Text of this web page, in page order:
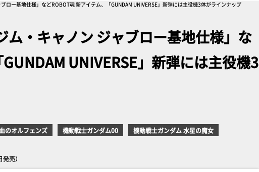
ロー基地仕様」などROBOT魂 新アイテム、「GUNDAM UNIVERSE」新弾には主役機3体がラインナップ
ム・キャノン ジャブロー基地仕様」な
UNIVERSE」新弾には主役機3
のオルフェンズ 機動戦士ガンダム00
機動戦士ガンダム 水星の魔女
売）